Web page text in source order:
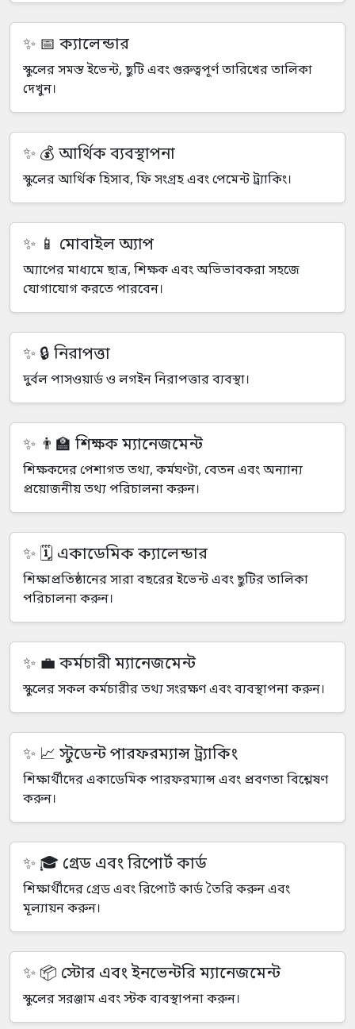
📅 ক্যালেন্ডার
স্কুলের সমস্ত ইভেন্ট, ছুটি এবং গুরুত্বপূর্ণ তারিখের তালিকা
দেখুন।
💰 আর্থিক ব্যবস্থাপনা
স্কুলের আর্থিক হিসাব, ফি সংগ্রহ এবং পেমেন্ট ট্র্যাকিং।
📱 মোবাইল অ্যাপ
অ্যাপের মাধ্যমে ছাত্র, শিক্ষক এবং অভিভাবকরা সহজে
যোগাযোগ করতে পারবেন।
🔒 নিরাপত্তা
দুর্বল পাসওয়ার্ড ও লগইন নিরাপত্তার ব্যবস্থা।
👨‍🏫 শিক্ষক ম্যানেজমেন্ট
শিক্ষকদের পেশাগত তথ্য, কর্মঘণ্টা, বেতন এবং অন্যান্য
প্রয়োজনীয় তথ্য পরিচালনা করুন।
🗓️ একাডেমিক ক্যালেন্ডার
শিক্ষাপ্রতিষ্ঠানের সারা বছরের ইভেন্ট এবং ছুটির তালিকা
পরিচালনা করুন।
💼 কর্মচারী ম্যানেজমেন্ট
স্কুলের সকল কর্মচারীর তথ্য সংরক্ষণ এবং ব্যবস্থাপনা করুন।
📈 স্টুডেন্ট পারফরম্যান্স ট্র্যাকিং
শিক্ষার্থীদের একাডেমিক পারফরম্যান্স এবং প্রবণতা বিশ্লেষণ
করুন।
🎓 গ্রেড এবং রিপোর্ট কার্ড
শিক্ষার্থীদের গ্রেড এবং রিপোর্ট কার্ড তৈরি করুন এবং
মূল্যায়ন করুন।
📦 স্টোর এবং ইনভেন্টরি ম্যানেজমেন্ট
স্কুলের সরঞ্জাম এবং স্টক ব্যবস্থাপনা করুন।